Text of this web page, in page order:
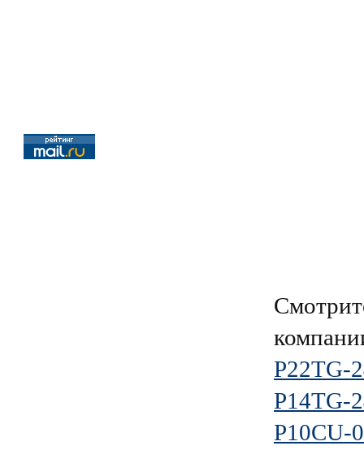
P22TG-
P14TG-
P10CU-